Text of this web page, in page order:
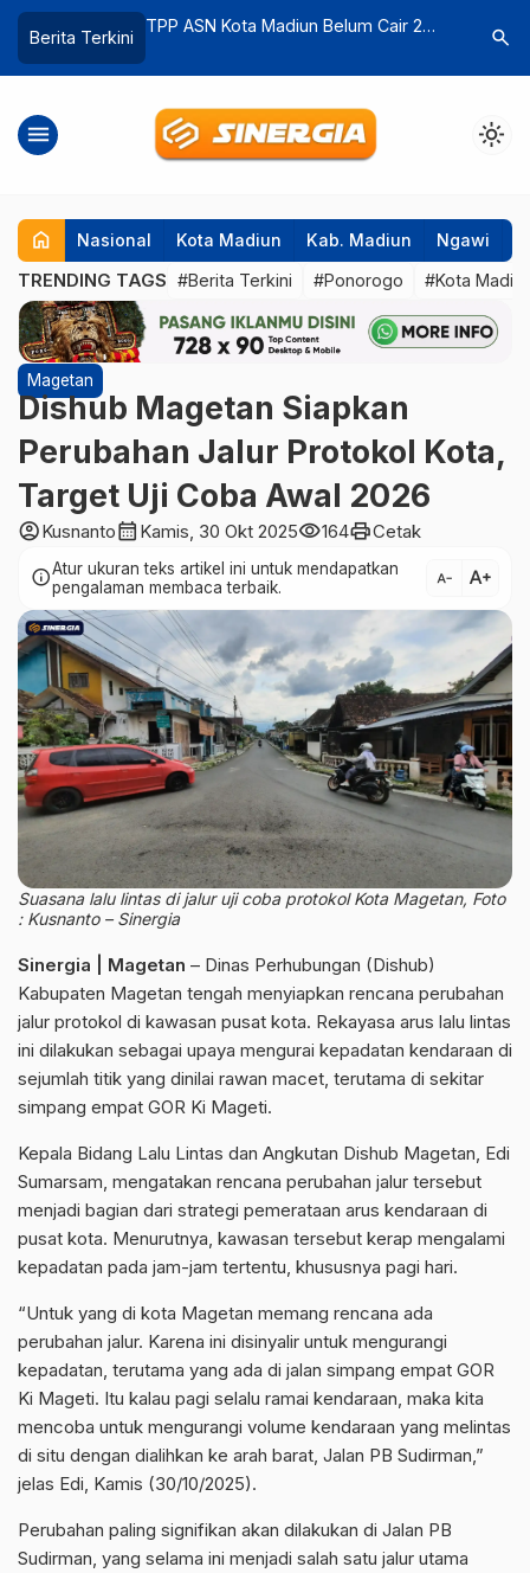
Berita Terkini
229 Ribu
TPP ASN Kota Madiun Belum Cair 2
Bayar Rapel Sekaligus
Wacana
Ruang
search
menu light_mode
home Nasional Kota Madiun Kab. Madiun Ngawi
TRENDING TAGS #Berita Terkini #Ponorogo #Kota
Magetan
Dishub Magetan Siapkan
Perubahan Jalur Protokol Kota,
Target Uji Coba Awal 2026
account_circleKusnantocalendar_month Kamis, 30 Okt 2025visibility164printCetak
infoAtur ukuran teks artikel ini untuk mendapatkan
pengalaman membaca terbaik.
text_decrease text_increase
Suasana lalu lintas di jalur uji coba protokol Kota Magetan, Foto
: Kusnanto – Sinergia
Sinergia | Magetan – Dinas Perhubungan (Dishub)
Kabupaten Magetan tengah menyiapkan rencana perubahan
jalur protokol di kawasan pusat kota. Rekayasa arus lalu lintas
ini dilakukan sebagai upaya mengurai kepadatan kendaraan di
sejumlah titik yang dinilai rawan macet, terutama di sekitar
simpang empat GOR Ki Mageti.
Kepala Bidang Lalu Lintas dan Angkutan Dishub Magetan, Edi
Sumarsam, mengatakan rencana perubahan jalur tersebut
menjadi bagian dari strategi pemerataan arus kendaraan di
pusat kota. Menurutnya, kawasan tersebut kerap mengalami
kepadatan pada jam-jam tertentu, khususnya pagi hari.
“Untuk yang di kota Magetan memang rencana ada
perubahan jalur. Karena ini disinyalir untuk mengurangi
kepadatan, terutama yang ada di jalan simpang empat GOR
Ki Mageti. Itu kalau pagi selalu ramai kendaraan, maka kita
mencoba untuk mengurangi volume kendaraan yang melintas
di situ dengan dialihkan ke arah barat, Jalan PB Sudirman,”
jelas Edi, Kamis (30/10/2025).
Perubahan paling signifikan akan dilakukan di Jalan PB
Sudirman, yang selama ini menjadi salah satu jalur utama